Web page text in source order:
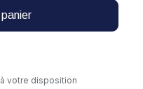
votre disposition